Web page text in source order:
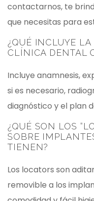
contactarnos, te
que necesitas para
¿QUÉ INCLUYE LA
CLÍNICA DENTAL
Incluye anamnesis,
si es necesario,
diagnóstico y el plan
¿QUÉ SON LOS “
SOBRE
TIENEN?
Los locators son
removible a los